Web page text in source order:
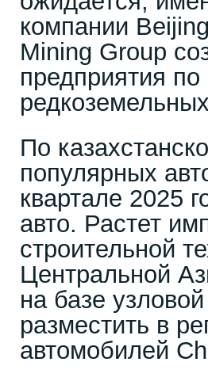
компании
Mining Group
предприятия
По
популярных
квартале 2025
авто. Растет
строительной
Центральной
на базе
разместить в
автомобилей